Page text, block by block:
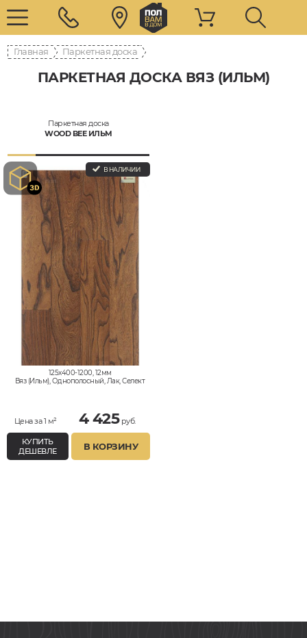
Главная Паркетная доска
ПАРКЕТНАЯ ДОСКА ВЯЗ (ИЛЬМ)
Паркетная доска
WOOD BEE ИЛЬМ
В НАЛИЧИИ
125x400-1200, 12мм
Вяз (Ильм), Однополосный, Лак, Селект
Цена за 1 м² 4 425руб.
КУПИТЬ
ДЕШЕВЛЕ
В КОРЗИНУ